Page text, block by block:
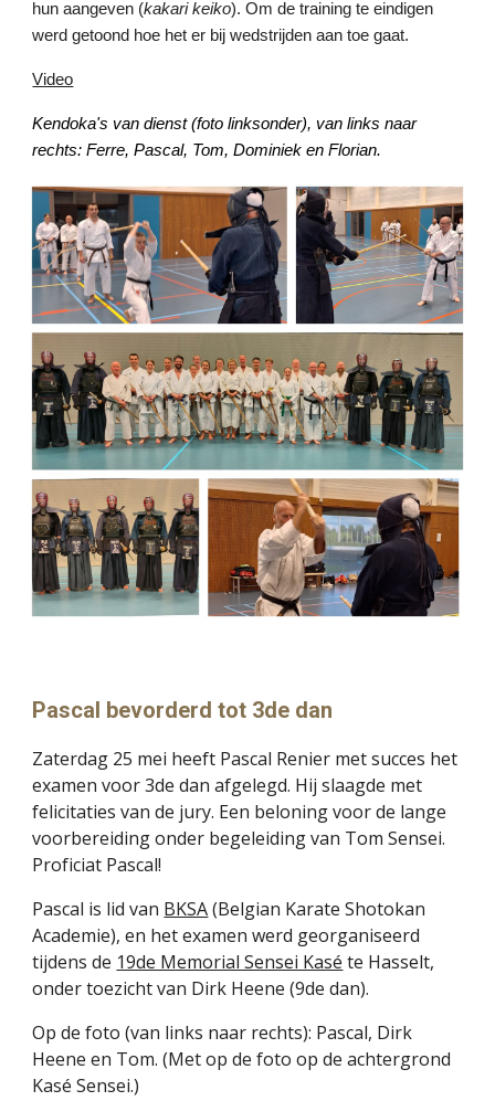
hun aangeven (kakari keiko). Om de training te eindigen
werd getoond hoe het er bij wedstrijden aan toe gaat.
Video
Kendoka's van dienst (foto linksonder), van links naar
rechts: Ferre, Pascal, Tom, Dominiek en Florian.
Pascal bevorderd tot 3de dan
Zaterdag 25 mei heeft Pascal Renier met succes het
examen voor 3de dan afgelegd. Hij slaagde met
felicitaties van de jury. Een beloning voor de lange
voorbereiding onder begeleiding van Tom Sensei.
Proficiat Pascal!
Pascal is lid van BKSA(Belgian Karate Shotokan
Academie), en het examen werd georganiseerd
tijdens de 19de Memorial Sensei Kasé te Hasselt,
onder toezicht van Dirk Heene (9de dan).
Op de foto (van links naar rechts): Pascal, Dirk
Heene en Tom. (Met op de foto op de achtergrond
Kasé Sensei.)